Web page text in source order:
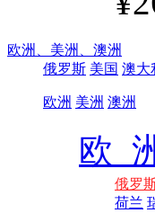
欧洲、 美洲、 澳洲
俄罗斯 美国 澳大
欧洲 美洲 澳洲
欧
俄罗
荷兰